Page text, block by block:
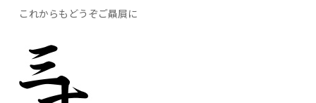
これからもどうぞご贔屓に